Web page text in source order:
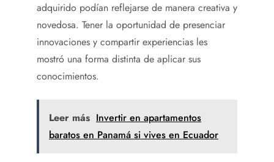
adquirido podían reflejarse de manera creativa y
novedosa. Tener la oportunidad de presenciar
innovaciones y compartir experiencias les
mostró una forma distinta de aplicar sus
conocimientos.
Leer más Invertir en apartamentos
baratos en Panamá si vives en Ecuador